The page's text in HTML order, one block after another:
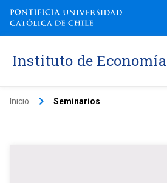
Instituto de Economía
Inicio keyboard_arrow_right Seminarios